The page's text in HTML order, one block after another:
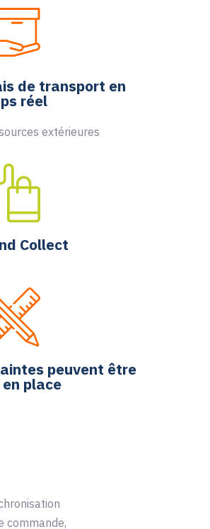
de transport en
réel
extérieures
Collect
peuvent être
place
commande,